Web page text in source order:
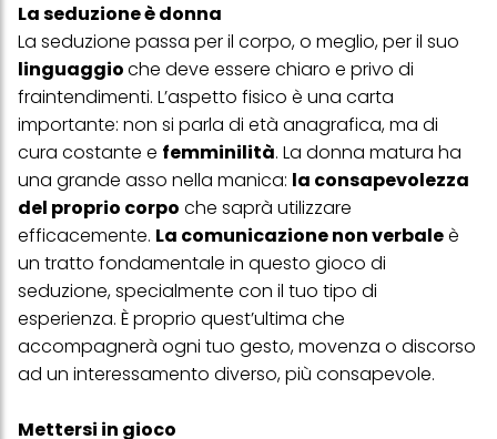
La seduzione è donna
La seduzione passa per il corpo, o meglio, per il suo
linguaggioche deve essere chiaro e privo di
fraintendimenti. L’aspetto fisico è una carta
importante: non si parla di età anagrafica, ma di
cura costante e femminilità. La donna matura ha
una grande asso nella manica: la consapevolezza
del proprio corpo che saprà utilizzare
efficacemente. La comunicazione non verbaleè
un tratto fondamentale in questo gioco di
seduzione, specialmente con il tuo tipo di
esperienza. È proprio quest’ultima che
accompagnerà ogni tuo gesto, movenza o discorso
ad un interessamento diverso, più consapevole.
Mettersi in gioco